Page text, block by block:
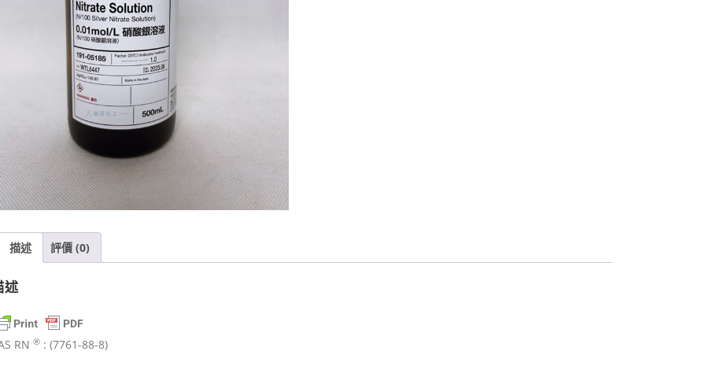
描述 評價 (0)
述
RN ® : (7761-88-8)